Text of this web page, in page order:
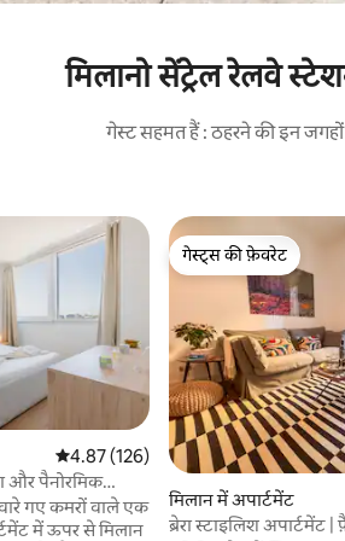
मिलानो सेंट्रेल रेलवे
गेस्ट सहमत हैं : ठहरने की इन
औसत रेटिंग 5 में से 4.87, 126 समीक्षाएँ
4.87 (126)
और पैनोरमिक
गए कमरों वाले एक
में ऊपर से मिलान
गेस्ट्स की फ़ेवरेट
गेस्ट्स की फ़ेवरेट
मिलान में अपार्टमेंट
ब्रेरा स्टाइलिश